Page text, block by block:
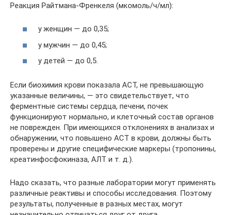
Реакция Райтмана-Френкеля (мкомоль/ч/мл):
у женщин — до 0,35;
у мужчин — до 0,45;
у детей — до 0,5.
Если биохимия крови показала АСТ, не превышающую
указанные величины, — это свидетельствует, что
ферментные системы сердца, печени, почек
функционируют нормально, и клеточный состав органов
не поврежден. При имеющихся отклонениях в анализах и
обнаружении, что повышено АСТ в крови, должны быть
проверены и другие специфические маркеры (тропонины,
креатинфосфокиназа, АЛТ и т. д.).
Надо сказать, что разные лаборатории могут применять
различные реактивы и способы исследования. Поэтому
результаты, полученные в разных местах, могут